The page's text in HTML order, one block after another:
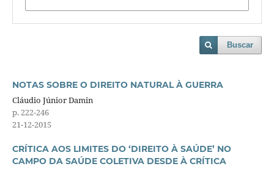
Buscar
NOTAS SOBRE O DIREITO NATURAL À GUERRA
Cláudio Júnior Damin
p. 222-246
21-12-2015
CRÍTICA AOS LIMITES DO ‘DIREITO À SAÚDE’ NO
CAMPO DA SAÚDE COLETIVA DESDE À CRÍTICA